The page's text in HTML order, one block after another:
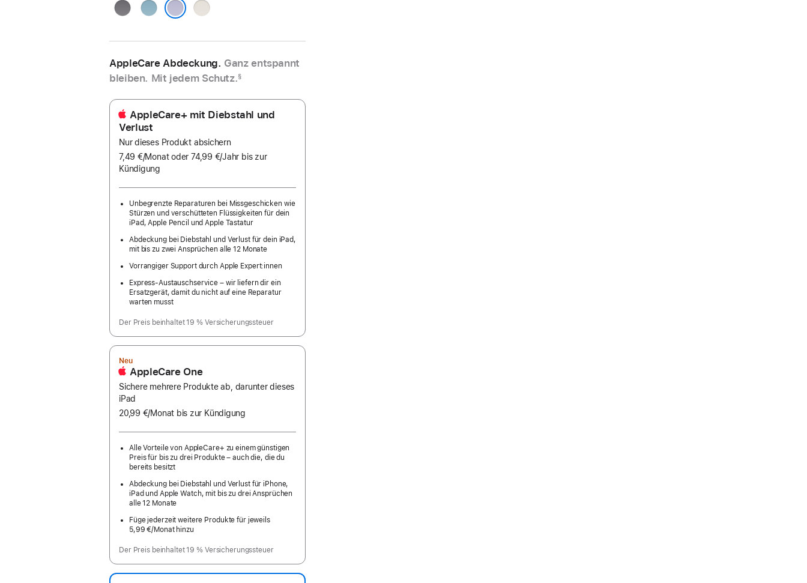
Space Grau
Blau Polarstern
AppleCare Abdeckung. Ganz entspannt
bleiben. Mit jedem Schutz.§
AppleCare+ mit Diebstahl und
Verlust
Nur dieses Produkt absichern
7,49 €/Monatpro
oder 74,99 €/Jahr Pro
bis zur
Kündigung
Unbegrenzte Reparaturen bei Missgeschicken wie
Stürzen und verschütteten Flüssigkeiten für dein
iPad, Apple Pencil und Apple Tastatur
Abdeckung bei Diebstahl und Verlust für dein iPad,
mit bis zu zwei Ansprüchen alle 12 Monate
Vorrangiger Support durch Apple Expert:innen
Express-Austauschservice – wir liefern dir ein
Ersatzgerät, damit du nicht auf eine Reparatur
warten musst
Der Preis beinhaltet 19 % Versicherungssteuer
Neu
AppleCare One
Sichere mehrere Produkte ab, darunter dieses
iPad
20,99 €/Monat pro
bis zur Kündigung
Alle Vorteile von AppleCare+ zu einem günstigen
Preis für bis zu drei Produkte – auch die, die du
bereits besitzt
Abdeckung bei Diebstahl und Verlust für iPhone,
iPad und Apple Watch, mit bis zu drei Ansprüchen
alle 12 Monate
Füge jederzeit weitere Produkte für jeweils
5,99 €/Monat hinzu
Der Preis beinhaltet 19 % Versicherungssteuer